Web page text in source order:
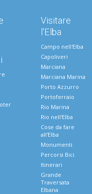
Visitare
l'Elba
Campo nell'Elba
Capoliveri
Marciana
Marciana Marina
Porto Azzurro
Portoferraio
Rio Marina
Rio nell'Elba
Cose da fare
all'Elba
Monumenti
Percorsi Bici
Itinerari
Grande
Traversata
Elbana